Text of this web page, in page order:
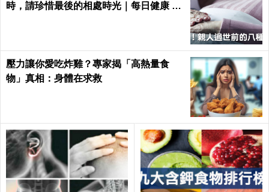
時，請珍惜最後的相處時光｜每日健康 He
壓力讓你愛吃炸雞？專家揭「高熱量食
物」真相：身體在求救